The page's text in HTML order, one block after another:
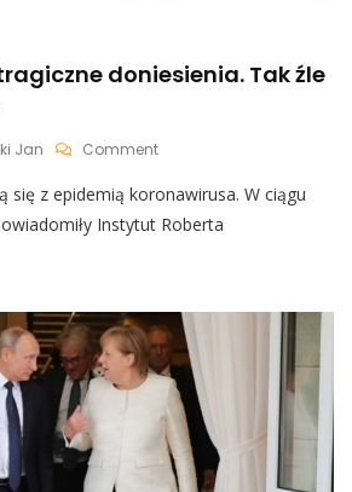
doniesienia. Tak źle
Jan CommentOn
Nowe,
Tragiczne
Jeszcze
Nie
Było
się z epidemią koronawirusa. W ciągu
Instytut Roberta